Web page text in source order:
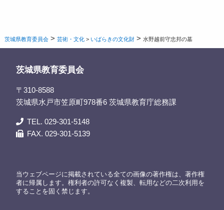
茨城県教育委員会 >芸術・文化 > いばらきの文化財 >水野越前守忠邦の墓
茨城県教育委員会
〒310-8588
茨城県水戸市笠原町978番6 茨城県教育庁総務課
TEL. 029-301-5148
FAX. 029-301-5139
当ウェブページに掲載されている全ての画像の著作権は、著作権
者に帰属します。権利者の許可なく複製、転用などの二次利用を
することを固く禁じます。